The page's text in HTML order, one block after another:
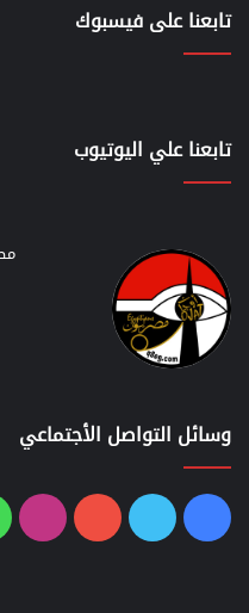
تابعنا على فيسبوك
تابعنا علي اليوتيوب
وسائل التواصل الأجتماعي
فيسبوك
تويتر يوتيوب